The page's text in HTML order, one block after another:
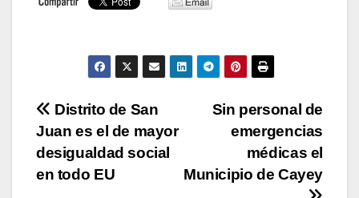
Navegación
de
entradas
Sin personal de
emergencias
médicas el
Municipio de Cayey
Distrito de San
Juan es el de mayor
desigualdad social
en todo EU